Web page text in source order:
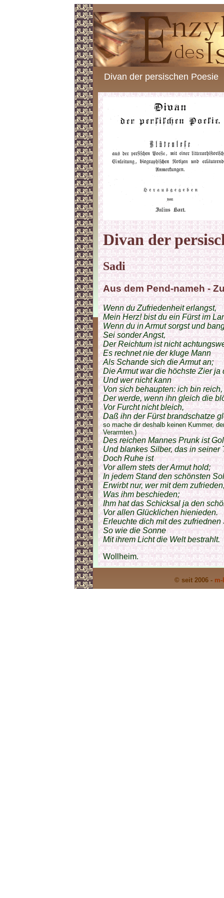
Divan der persischen Poesie
Divan der
Sadi
Aus dem Pend-nameh -
Wenn du Zufriedenheit erlangst,
Mein Herz! bist du ein Fürst im
Wenn du in Armut sorgst und
Sei sonder Angst,
Der Reichtum ist nicht
Es rechnet nie der kluge Mann
Als Schande sich die Armut an;
Die Armut war die höchste Zier ja
Und wer nicht kann
Von sich behaupten: ich bin reich,
Der werde, wenn ihn gleich die
Vor Furcht nicht bleich,
Daß ihn der Fürst brandschatze
so mache dir deshalb keinen Kummer,
Verarmten.)
Des reichen Mannes Prunk ist
Und blankes Silber, das in seiner
Doch Ruhe ist
Vor allem stets der Armut hold;
In jedem Stand den schönsten
Erwirbt nur, wer mit dem
Was ihm beschieden;
Ihm hat das Schicksal ja den
Vor allen Glücklichen hienieden.
Erleuchte dich mit des zufriednen
So wie die Sonne
Mit ihrem Licht die Welt bestrahlt.
Wollheim.
© seit 2006 -